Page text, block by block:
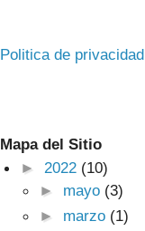
Politica de privacidad
Mapa del Sitio
► 2022 (10)
► mayo (3)
► marzo (1)